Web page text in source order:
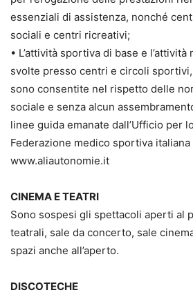
essenziali di assistenza, nonché
sociali e centri ricreativi;
• L’attività sportiva di base e
svolte presso centri e circoli
sono consentite nel rispetto delle
sociale e senza alcun
linee guida emanate dall’Ufficio per
Federazione medico sportiva italiana
www.aliautonomie.it
CINEMA E TEATRI
Sono sospesi gli spettacoli aperti al
teatrali, sale da concerto, sale
spazi anche all’aperto.
DISCOTECHE